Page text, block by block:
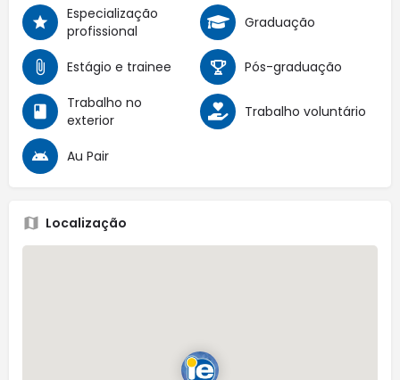
Especialização
profissional
Graduação
Estágio e trainee
Pós-graduação
Trabalho no
exterior
Trabalho voluntário
Au Pair
Localização